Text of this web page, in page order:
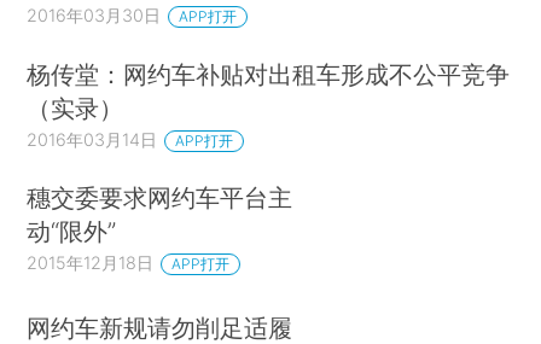
2016年03月30日 APP打开
杨传堂：网约车补贴对出租车形成不公平竞争
（实录）
2016年03月14日 APP打开
穗交委要求网约车平台主
动“限外”
2015年12月18日 APP打开
网约车新规请勿削足适履